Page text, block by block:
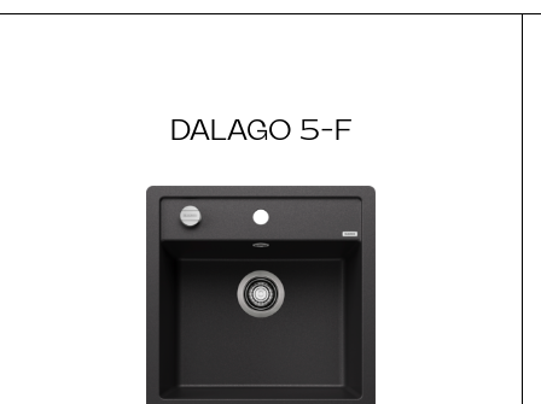
DALAGO 5-F